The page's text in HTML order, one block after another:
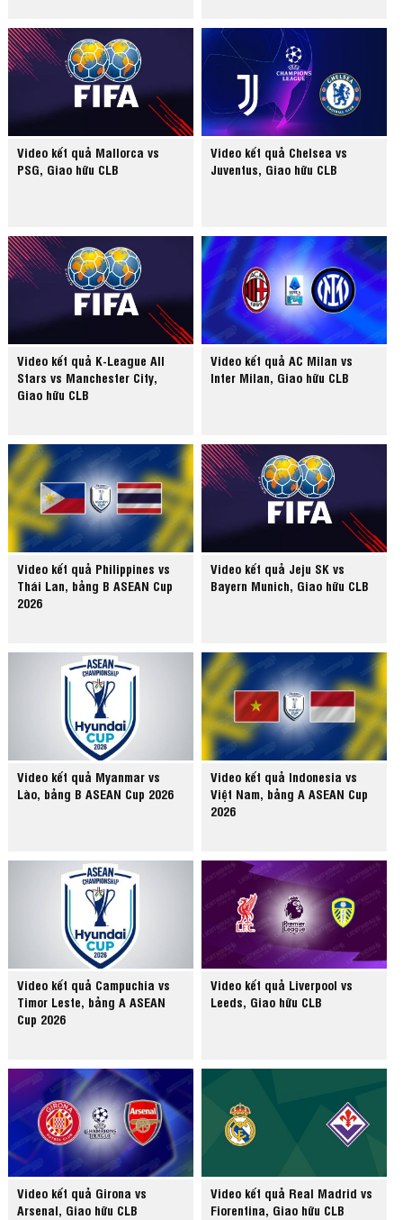
Video kết quả Mallorca vs
PSG, Giao hữu CLB
Video kết quả Chelsea vs
Juventus, Giao hữu CLB
Video kết quả K-League All
Stars vs Manchester City,
Giao hữu CLB
Video kết quả AC Milan vs
Inter Milan, Giao hữu CLB
Video kết quả Philippines vs
Thái Lan, bảng B ASEAN Cup
2026
Video kết quả Jeju SK vs
Bayern Munich, Giao hữu CLB
Video kết quả Myanmar vs
Lào, bảng B ASEAN Cup 2026
Video kết quả Indonesia vs
Việt Nam, bảng A ASEAN Cup
2026
Video kết quả Campuchia vs
Timor Leste, bảng A ASEAN
Cup 2026
Video kết quả Liverpool vs
Leeds, Giao hữu CLB
Video kết quả Girona vs
Arsenal, Giao hữu CLB
Video kết quả Real Madrid vs
Fiorentina, Giao hữu CLB